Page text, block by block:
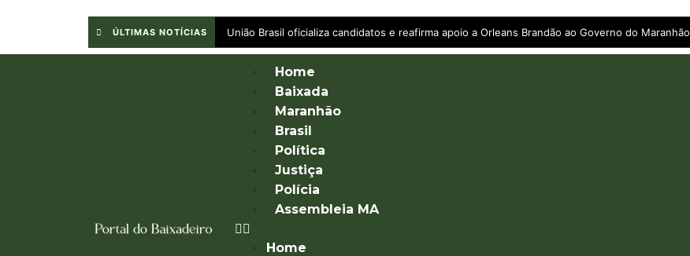
ÚLTIMAS NOTÍCIAS União Brasil oficializa candidatos e reafirma apoio a Orleans Brandão ao Governo do Maranhão
Home
Baixada
Maranhão
Brasil
Política
Justiça
Polícia
Assembleia MA
Home